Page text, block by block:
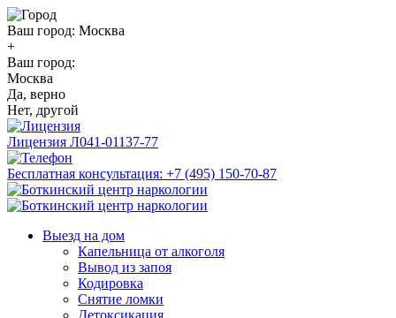
Ваш город: Москва
+
Ваш город:
Москва
Да, верно
Нет, другой
Лицензия Л041-01137-77
Бесплатная консультация: +7 (495) 150-70-87
Выезд на дом
Капельница от алкоголя
Вывод из запоя
Кодировка
Снятие ломки
Детоксикация